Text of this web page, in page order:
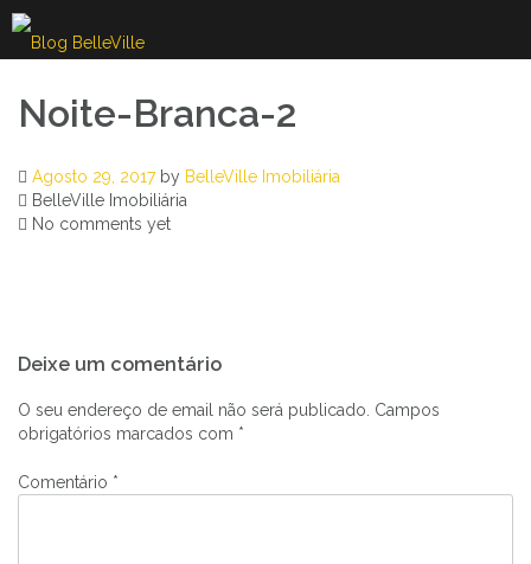
Skip
to
content
Noite-Branca-2
Agosto 29, 2017by BelleVille Imobiliária
BelleVille Imobiliária
No comments yet
de
artigos
Deixe um comentário
O seu endereço de email não será publicado. Campos
obrigatórios marcados com *
Comentário *